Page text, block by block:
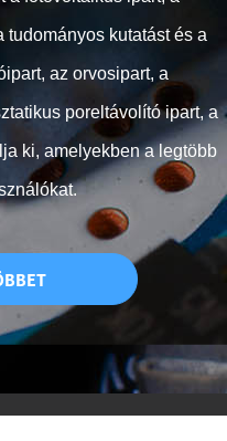
tudományos kutatást és a
az orvosipart, a
poreltávolító ipart, a
ki, amelyekben a legtöbb